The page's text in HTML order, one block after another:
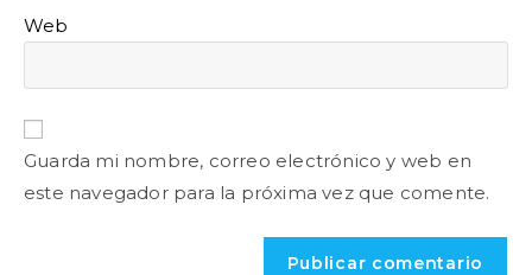
Web
Guarda mi nombre, correo electrónico y web en
este navegador para la próxima vez que comente.